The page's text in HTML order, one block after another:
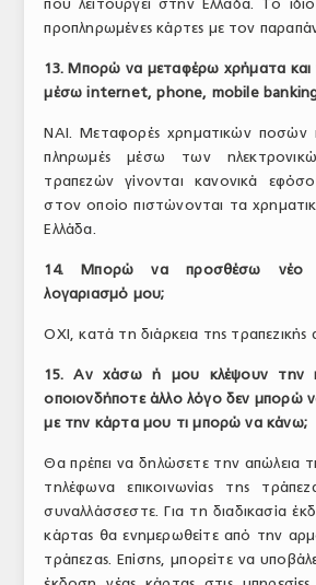
που λειτουργεί στην Ελλάδα. Το ίδιο
προπληρωμένες κάρτες με τον
13. Μπορώ να μεταφέρω χρήματα και
μέσω internet, phone, mobile
ΝΑΙ. Μεταφορές χρηματικών ποσών
πληρωμές μέσω των
τραπεζών γίνονται κανονικά
στον οποίο πιστώνονται τα
Ελλάδα.
14. Μπορώ να προσθέσω νέο
λογαριασμό μου;
ΟΧΙ, κατά τη διάρκεια της τραπεζικής
15. Αν χάσω ή μου κλέψουν την
οποιονδήποτε άλλο λόγο δεν μπορώ
με την κάρτα μου τι μπορώ να κάνω;
Θα πρέπει να δηλώσετε την απώλεια
τηλέφωνα επικοινωνίας της
συναλλάσσεστε. Για τη διαδικασία
κάρτας θα ενημερωθείτε από την
τράπεζας. Επίσης, μπορείτε να